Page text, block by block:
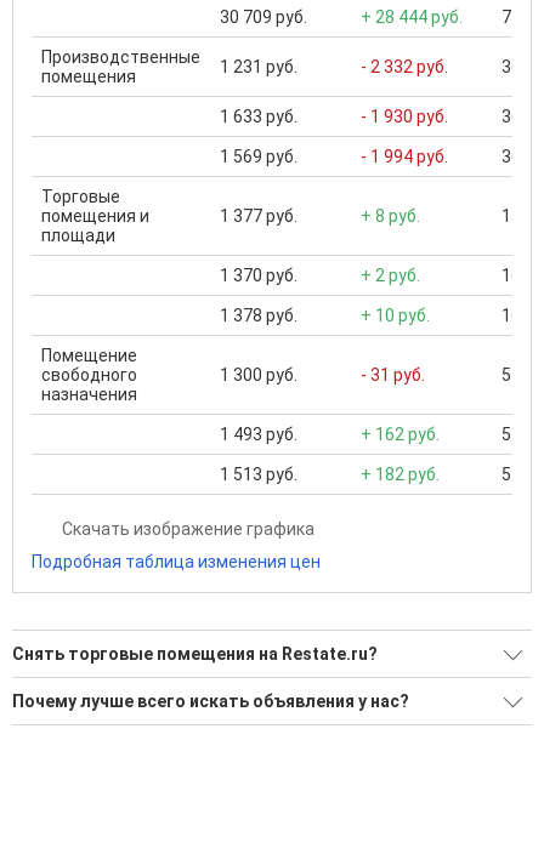
30 709 руб. + 28 444 руб. 750
Производственные
помещения
1 231 руб. - 2 332 руб. 36
1 633 руб. - 1 930 руб. 36
1 569 руб. - 1 994 руб. 36
Торговые
помещения и
площади
1 377 руб. + 8 руб. 1
1 370 руб. + 2 руб. 16
1 378 руб. + 10 руб. 16
Помещение
свободного
назначения
1 300 руб. - 31 руб. 5
1 493 руб. + 162 руб. 5
1 513 руб. + 182 руб. 5
Скачать изображение графика
Подробная таблица изменения цен
Снять торговые помещения на Restate.ru?
Ищите, как Снять торговые помещения?
129 актуальных и проверенных объявлений
Почему лучше всего искать объявления у нас?